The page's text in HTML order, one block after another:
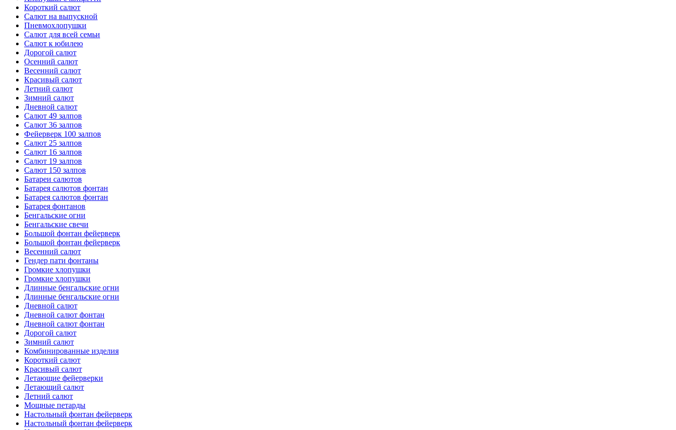
Короткий салют
Салют на выпускной
Пневмохлопушки
Салют для всей семьи
Салют к юбилею
Дорогой салют
Осенний салют
Весенний салют
Красивый салют
Летний салют
Зимний салют
Дневной салют
Салют 49 залпов
Салют 36 залпов
Фейерверк 100 залпов
Салют 25 залпов
Салют 16 залпов
Салют 19 залпов
Салют 150 залпов
Батареи салютов
Батарея салютов фонтан
Батарея салютов фонтан
Батарея фонтанов
Бенгальские огни
Бенгальские свечи
Большой фонтан фейерверк
Большой фонтан фейерверк
Весенний салют
Гендер пати фонтаны
Громкие хлопушки
Громкие хлопушки
Длинные бенгальские огни
Длинные бенгальские огни
Дневной салют
Дневной салют фонтан
Дневной салют фонтан
Дорогой салют
Зимний салют
Комбинированные изделия
Короткий салют
Красивый салют
Летающие фейерверки
Летающий салют
Летний салют
Мощные петарды
Настольный фонтан фейерверк
Настольный фонтан фейерверк